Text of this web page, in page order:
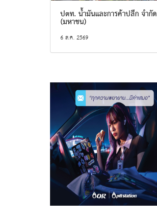
ปตท. น้ำมันและการค้าปลีก จำกัด
(มหาชน)
6 ส.ค. 2569